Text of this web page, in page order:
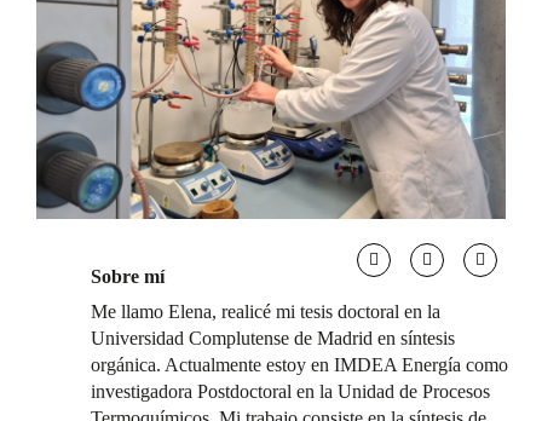
Sobre mí
Me llamo Elena, realicé mi tesis doctoral en la
Universidad Complutense de Madrid en síntesis
orgánica. Actualmente estoy en IMDEA Energía como
investigadora Postdoctoral en la Unidad de Procesos